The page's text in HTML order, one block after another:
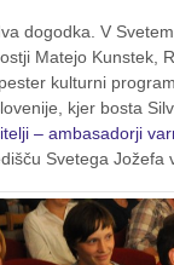
dogodka. V
Matejo Kunstek,
kulturni
kjer bosta
– ambasadorji
Svetega Jožefa